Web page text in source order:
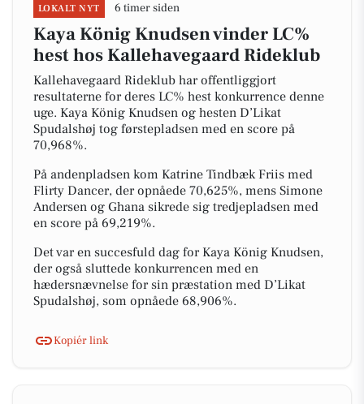
LOKALT NYT 6 timer siden
Kaya König Knudsen vinder LC%
hest hos Kallehavegaard Rideklub
Kallehavegaard Rideklub har offentliggjort
resultaterne for deres LC% hest konkurrence denne
uge. Kaya König Knudsen og hesten D’Likat
Spudalshøj tog førstepladsen med en score på
70,968%.
På andenpladsen kom Katrine Tindbæk Friis med
Flirty Dancer, der opnåede 70,625%, mens Simone
Andersen og Ghana sikrede sig tredjepladsen med
en score på 69,219%.
Det var en succesfuld dag for Kaya König Knudsen,
der også sluttede konkurrencen med en
hædersnævnelse for sin præstation med D’Likat
Spudalshøj, som opnåede 68,906%.
Kopiér link